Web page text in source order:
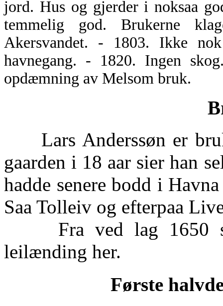
jord. Hus og gjerder i noksaa
temmelig god. Brukerne
Akersvandet. - 1803. Ikke
havnegang. - 1820. Ingen
opdæmning av Melsom bruk.
Lars Anderssøn er
gaarden i 18 aar sier han
hadde senere bodd i
Saa Tolleiv og efterpaa
Fra ved lag 1650
leilænding her.
Første